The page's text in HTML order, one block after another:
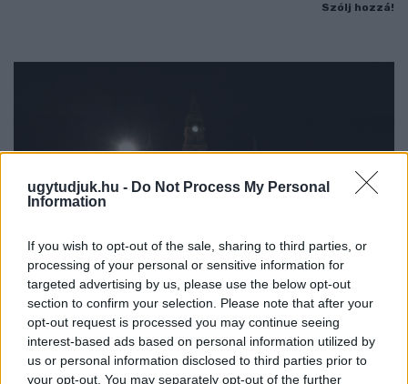
ugytudjuk.hu - Do Not Process My Personal
Information
If you wish to opt-out of the sale, sharing to third parties, or
processing of your personal or sensitive information for
targeted advertising by us, please use the below opt-out
section to confirm your selection. Please note that after your
opt-out request is processed you may continue seeing
interest-based ads based on personal information utilized by
us or personal information disclosed to third parties prior to
your opt-out. You may separately opt-out of the further
Szólj hozzá!
A NAPOKBAN BEFEJEZŐDIK A GYŐRI
DÍSZKIVILÁGÍTÁS LEKAPCSOLÁSA